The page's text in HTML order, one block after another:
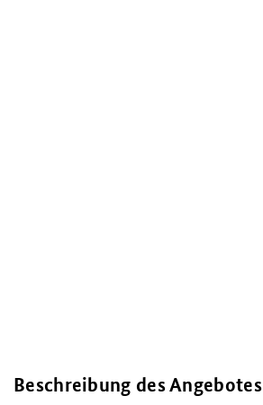
Beschreibung des Angebotes